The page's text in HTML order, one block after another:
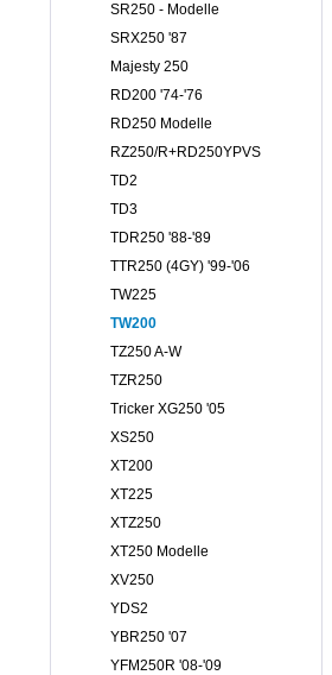
SR250 - Modelle
SRX250 '87
Majesty 250
RD200 '74-'76
RD250 Modelle
RZ250/R+RD250YPVS
TD2
TD3
TDR250 '88-'89
TTR250 (4GY) '99-'06
TW225
TW200
TZ250 A-W
TZR250
Tricker XG250 '05
XS250
XT200
XT225
XTZ250
XT250 Modelle
XV250
YDS2
YBR250 '07
YFM250R '08-'09